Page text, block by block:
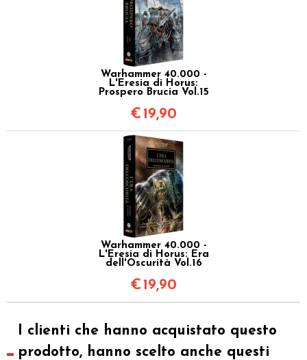
Warhammer 40.000 -
L'Eresia di Horus:
Prospero Brucia Vol.15
€ 19,90
Warhammer 40.000 -
L'Eresia di Horus: Era
dell'Oscurità Vol.16
€ 19,90
I clienti che hanno acquistato questo
prodotto, hanno scelto anche questi